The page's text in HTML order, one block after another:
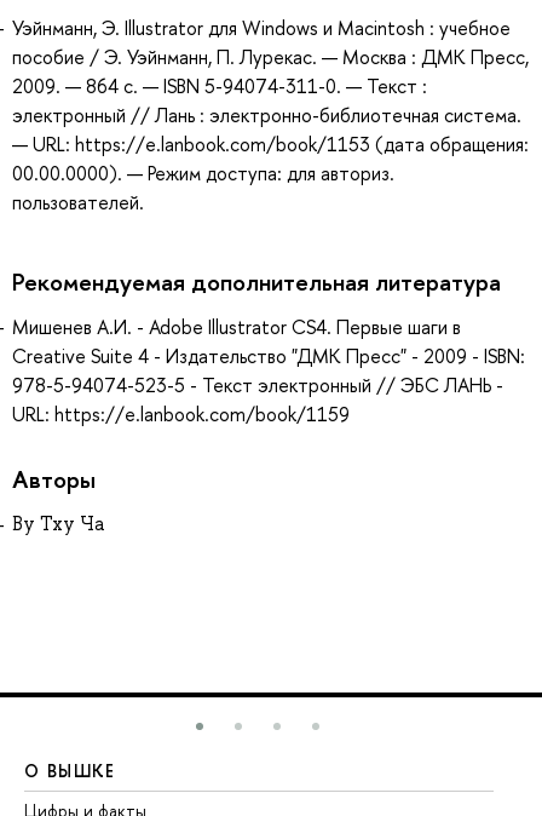
Уэйнманн, Э. Illustrator для Windows и Macintosh : учебное
пособие / Э. Уэйнманн, П. Лурекас. — Москва : ДМК Пресс,
2009. — 864 с. — ISBN 5-94074-311-0. — Текст :
электронный // Лань : электронно-библиотечная система.
— URL: https://e.lanbook.com/book/1153 (дата обращения:
00.00.0000). — Режим доступа: для авториз.
пользователей.
Рекомендуемая дополнительная литература
Мишенев А.И. - Adobe Illustrator СS4. Первые шаги в
Creative Suite 4 - Издательство "ДМК Пресс" - 2009 - ISBN:
978-5-94074-523-5 - Текст электронный // ЭБС ЛАНЬ -
URL: https://e.lanbook.com/book/1159
Авторы
Ву Тху Ча
О ВЫШКЕ
Цифры и факты